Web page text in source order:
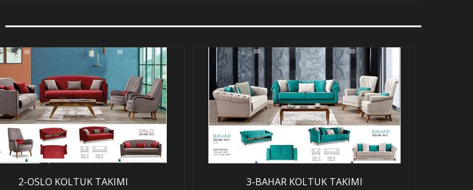
2-OSLO KOLTUK TAKIMI 3-BAHAR KOLTUK TAKIMI